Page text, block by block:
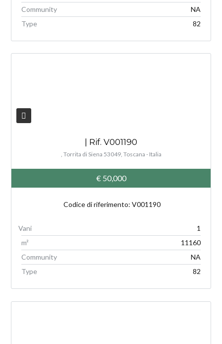
Community
NA
Type
82
| Rif. V001190
, Torrita di Siena 53049, Toscana - Italia
€ 50,000
Codice di riferimento: V001190
1
m²
11160
Community
NA
Type
82